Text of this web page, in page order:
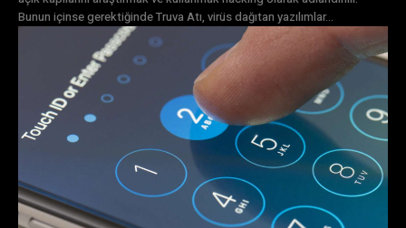
Bunun içinse gerektiğinde Truva Atı, virüs dağıtan yazılımlar...